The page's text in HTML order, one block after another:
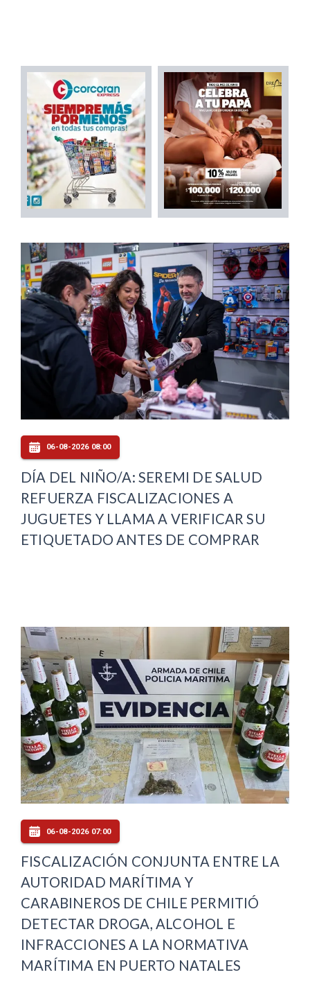
06-08-2026 08:00
DÍA DEL NIÑO/A: SEREMI DE SALUD
REFUERZA FISCALIZACIONES A
JUGUETES Y LLAMA A VERIFICAR SU
ETIQUETADO ANTES DE COMPRAR
06-08-2026 07:00
FISCALIZACIÓN CONJUNTA ENTRE LA
AUTORIDAD MARÍTIMA Y
CARABINEROS DE CHILE PERMITIÓ
DETECTAR DROGA, ALCOHOL E
INFRACCIONES A LA NORMATIVA
MARÍTIMA EN PUERTO NATALES